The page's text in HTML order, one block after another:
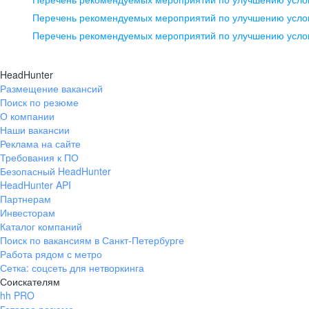
pr@ural.hh.ru
помещение 21
+7 383 207-94-64
pr@nsk.hh.ru
Перечень рекомендуемых мероприятий по улучшению
Перечень рекомендуемых мероприятий по улучшению
HeadHunter
Размещение вакансий
Поиск по резюме
О компании
Наши вакансии
Реклама на сайте
Требования к ПО
Безопасный HeadHunter
HeadHunter API
Партнерам
Инвесторам
Каталог компаний
Поиск по вакансиям в Санкт-Петербурге
Работа рядом с метро
Сетка: соцсеть для нетворкинга
Соискателям
hh PRO